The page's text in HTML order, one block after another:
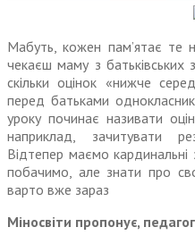
Мабуть, кожен пам’ятає те
чекаєш маму з батьківських
скільки оцінок «нижче
перед батьками
уроку починає називати
наприклад, зачитувати
Відтепер маємо кардинальні
побачимо, але знати про
варто вже зараз
Міносвіти пропонує,